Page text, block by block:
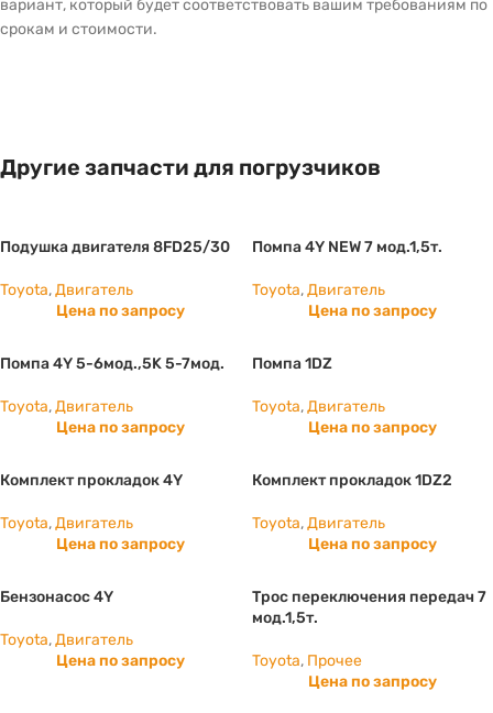
вариант, который будет соответствовать вашим требованиям по
срокам и стоимости.
Другие запчасти для погрузчиков
Подушка двигателя 8FD25/30
Toyota,Двигатель
Цена по запросу
Помпа 4Y NEW 7 мод.1,5т.
Toyota,Двигатель
Цена по запросу
Помпа 4Y 5-6мод.,5K 5-7мод.
Toyota,Двигатель
Цена по запросу
Помпа 1DZ
Toyota,Двигатель
Цена по запросу
Комплект прокладок 4Y
Toyota,Двигатель
Цена по запросу
Комплект прокладок 1DZ2
Toyota,Двигатель
Цена по запросу
Бензонасос 4Y
Toyota,Двигатель
Цена по запросу
Трос переключения передач 7
мод.1,5т.
Toyota, Прочее
Цена по запросу